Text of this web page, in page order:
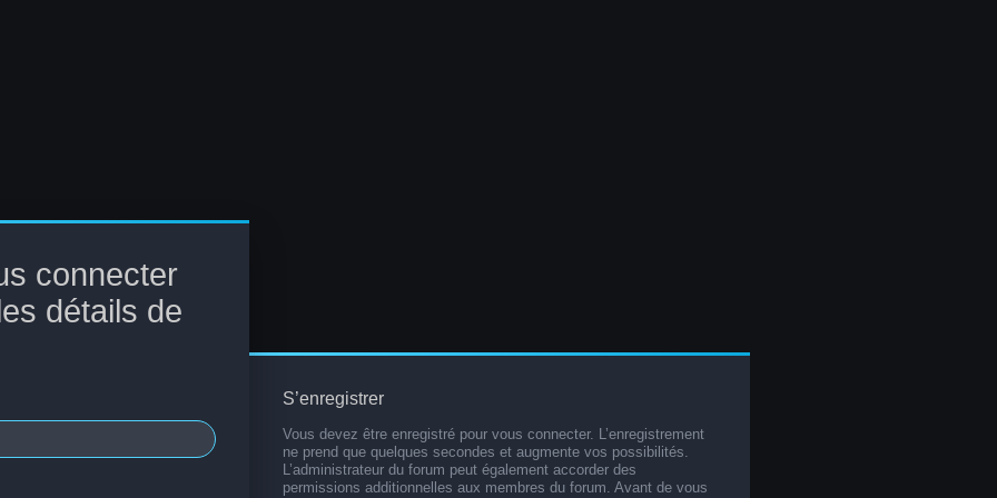
connecter
détails de
S’enregistrer
Vous devez être enregistré pour vous connecter. L’enregistrement
ne prend que quelques secondes et augmente vos possibilités.
L’administrateur du forum peut également accorder des
permissions additionnelles aux membres du forum. Avant de vous